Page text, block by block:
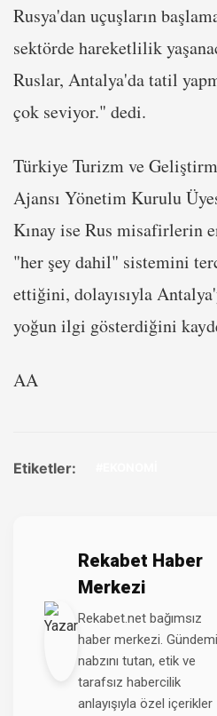
Rusya'dan uçuşların
sektörde hareketlilik
Ruslar, Antalya'da tatil
çok seviyor." dedi.
Türkiye Turizm ve
Ajansı Yönetim Kurulu
Kınay ise Rus misafirlerin
"her şey dahil" sistemini
ettiğini, dolayısıyla
yoğun ilgi gösterdiğini
AA
Etiketler:
Rekabet Haber
Merkezi
Rekabet.net bağımsız
haber merkezi.
nabzını tutan, etik ve
tarafsız habercilik
anlayışıyla özel içerikler